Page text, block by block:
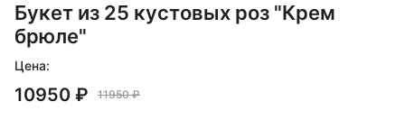
Букет из 25 кустовых роз "Крем
брюле"
Цена:
10950 ₽ 11950 ₽